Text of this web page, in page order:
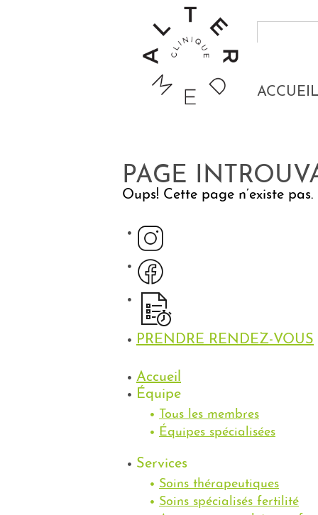
ACCUEIL
PAGE
Oups! Cette page n’existe
PRENDRE RENDEZ-VOUS
Accueil
Équipe
Tous les membres
Équipes spécialisées
Services
Soins thérapeutiques
Soins spécialisés fertilité